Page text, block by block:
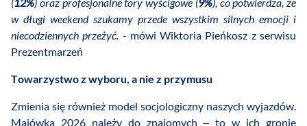
(12%) oraz profesjonalne tory wyścigowe (9%), co potwierdza, że
w długi weekend szukamy przede wszystkim silnych emocji i
niecodziennych przeżyć. - mówi Wiktoria Pieńkosz z serwisu
Prezentmarzeń
Towarzystwo z wyboru, a nie z przymusu
Zmienia się również model socjologiczny naszych wyjazdów.
Majówka 2026 należy do znajomych – to w ich gronie